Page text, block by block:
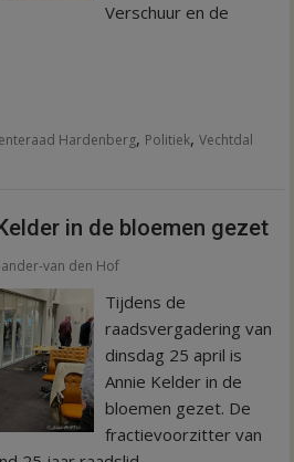
Verschuur en de
Hardenberg, Politiek,Vechtdal
in de bloemen gezet
van den Hof
Tijdens de
raadsvergadering van
dinsdag 25 april is
Annie Kelder in de
bloemen gezet. De
fractievoorzitter van